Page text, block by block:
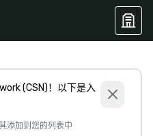
(CSN)！以下是入
添加到您的列表中